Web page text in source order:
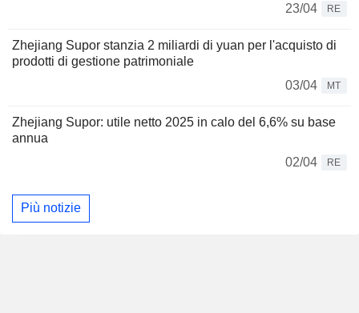
23/04
RE
Zhejiang Supor stanzia 2 miliardi di yuan per l'acquisto di
prodotti di gestione patrimoniale
03/04
MT
Zhejiang Supor: utile netto 2025 in calo del 6,6% su base
annua
02/04
RE
Più notizie